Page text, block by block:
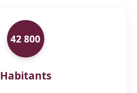
42 800
Habitants